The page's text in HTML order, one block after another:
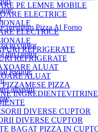
PE LEMNE MOBILE
ELECTRICE
REFRIGERATE
ALUAT
MESE PIZZA
VITRINE
DIVERSE CUPTOR
premium Pizza Al Forno
in cuptor
din cuptor
legume
albastru